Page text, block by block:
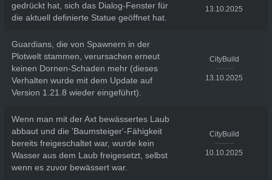
gedrückt hat, sich das Dialog-Fenster für
die aktuell definierte Statue geöffnet hat.
13.10.2025
Guardians, die von Spawnern in der
Plotwelt stammen, verursachen erneut
keinen Dornen-Schaden mehr (dieses
Verhalten wurde mit dem Update auf
Version 1.21.8 wieder eingeführt).
CityBuild
13.10.2025
Wenn man mit der Axt bewässertes Laub
abbaut und die 'Baumsteiger'-Fähigkeit
bereits freigeschaltet war, wurde kein
Wasser aus dem Laub freigesetzt, selbst
wenn es zuvor bewässert war.
CityBuild
10.10.2025